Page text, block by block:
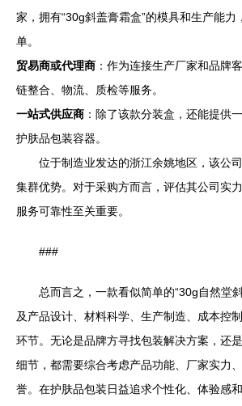
家，拥有“30g斜盖膏霜盒”的模具和生产能力
单。
贸易商或代理商 ：作为连接生产厂家和品牌
链整合、物流、质检等服务。
一站式供应商 ：除了该款分装盒，还能提供
护肤品包装容器。
位于制造业发达的浙江余姚地区，该公
集群优势。对于采购方而言，评估其公司实
服务可靠性至关重要。
###
总而言之，一款看似简单的“30g自然堂
及产品设计、材料科学、生产制造、成本控
环节。无论是品牌方寻找包装解决方案，还
细节，都需要综合考虑产品功能、厂家实力
誉。在护肤品包装日益追求个性化、体验感